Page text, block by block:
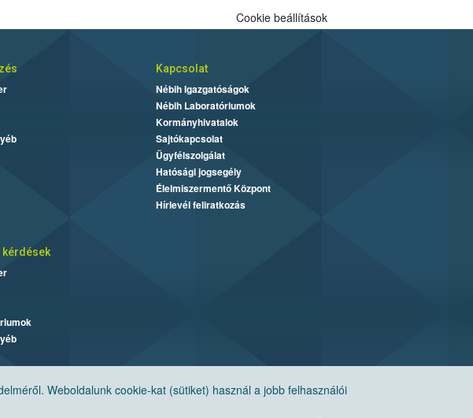
Weboldalunk cookie-kat (sütiket) használ a jobb felhasználói
Cookie beállítások
Kapcsolat
Nébih Igazgatóságok
Nébih Laboratóriumok
Kormányhivatalok
Sajtókapcsolat
Ügyfélszolgálat
Hatósági jogsegély
Élelmiszermentő Központ
Hírlevél feliratkozás
kérdések